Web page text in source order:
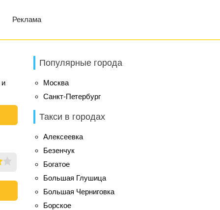
Реклама
и
Популярные города
Москва
Санкт-Петербург
Такси в городах
Алексеевка
Безенчук
Богатое
Большая Глушица
Большая Черниговка
Борское